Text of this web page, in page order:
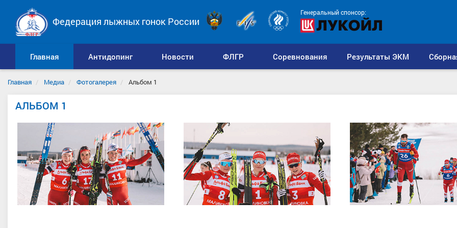
Генеральный спонсор:
Федерация лыжных гонок России
Главная Антидопинг Новости ФЛГР Соревнования Результаты ЭКМ
Главная Медиа Фотогалерея Альбом 1
АЛЬБОМ 1